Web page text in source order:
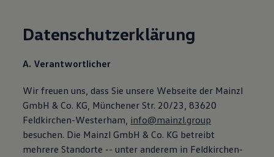
Datenschutzerklärung
A. Verantwortlicher
Wir freuen uns, dass Sie unsere Webseite der Mainzl
GmbH & Co. KG, Münchener Str. 20/23, 83620
Feldkirchen-Westerham, info@mainzl.group
besuchen. Die Mainzl GmbH & Co. KG betreibt
mehrere Standorte -- unter anderem in Feldkirchen-